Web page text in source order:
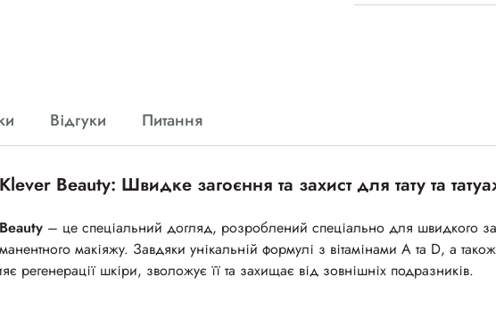
Відгуки Питання
Beauty: Швидке загоєння та захист для тату та
– це спеціальний догляд, розроблений спеціально для швидкого
макіяжу. Завдяки унікальній формулі з вітамінами А та D, а
регенерації шкіри, зволожує її та захищає від зовнішніх подразників.